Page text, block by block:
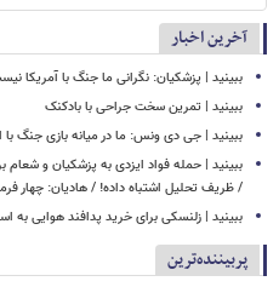
آخرین اخبار
ببینید | پزشکیان: نگرانی ما جنگ با
ببینید | تمرین سخت جراحی با بادکنک
ببینید | جی دی ونس: ما در میانه بازی جنگ با
ببینید | حمله فواد ایزدی به پزشکیان و
/ ظریف تحلیل اشتباه داده! / هادیان: چهار
ببینید | زلنسکی برای خرید پدافند هوایی به
پربیننده‌ترین